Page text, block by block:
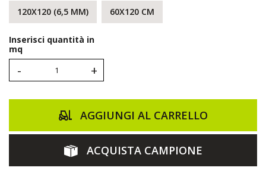
120X120 (6,5 MM)
60X120 CM
Inserisci quantità in
mq
- +
AGGIUNGI AL CARRELLO
ACQUISTA CAMPIONE